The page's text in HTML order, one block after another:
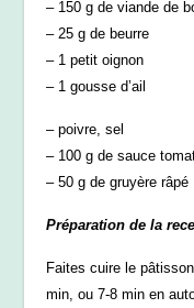
– 150 g de viande de
– 25 g de beurre
– 1 petit oignon
– 1 gousse d’ail
– poivre, sel
– 100 g de sauce
– 50 g de gruyère râpé
Préparation de la
Faites cuire le
min, ou 7-8 min en